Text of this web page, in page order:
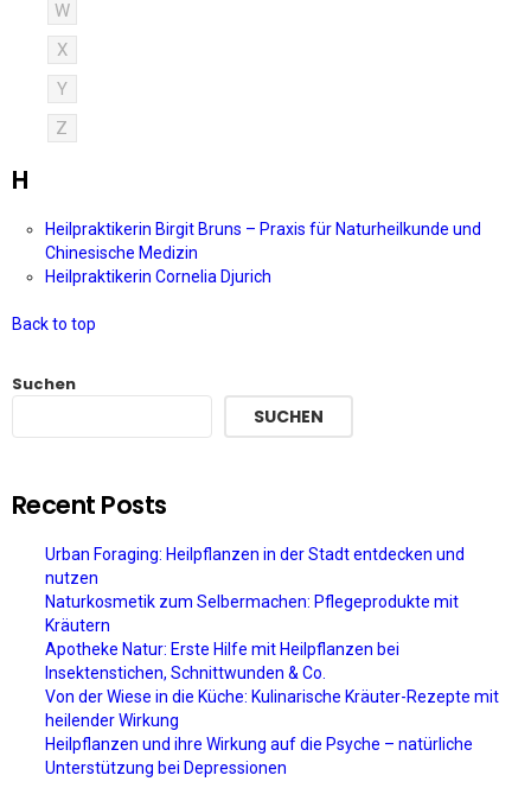
W
X
Y
Z
H
Heilpraktikerin Birgit Bruns – Praxis für Naturheilkunde und
Chinesische Medizin
Heilpraktikerin Cornelia Djurich
Back to top
Suchen
SUCHEN
Recent Posts
Urban Foraging: Heilpflanzen in der Stadt entdecken und
nutzen
Naturkosmetik zum Selbermachen: Pflegeprodukte mit
Kräutern
Apotheke Natur: Erste Hilfe mit Heilpflanzen bei
Insektenstichen, Schnittwunden & Co.
Von der Wiese in die Küche: Kulinarische Kräuter-Rezepte mit
heilender Wirkung
Heilpflanzen und ihre Wirkung auf die Psyche – natürliche
Unterstützung bei Depressionen